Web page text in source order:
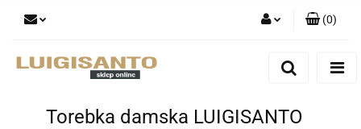
Dodaj zgłoszenie
(0)
Torebka damska LUIGISANTO